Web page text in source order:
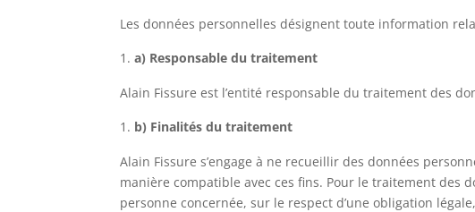
Les données personnelles désignent toute information
a) Responsable du traitement
Alain Fissure est l’entité responsable du traitement des
b) Finalités du traitement
Alain Fissure s’engage à ne recueillir des données
manière compatible avec ces fins. Pour le traitement des
personne concernée, sur le respect d’une obligation